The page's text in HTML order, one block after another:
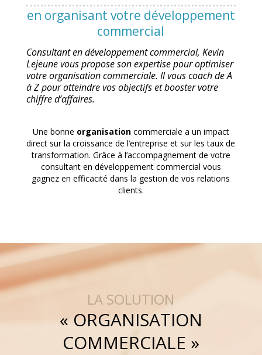
en organisant votre développement
commercial
Consultant en développement commercial, Kevin
Lejeune vous propose son expertise pour optimiser
votre organisation commerciale. Il vous coach de A
à Z pour atteindre vos objectifs et booster votre
chiffre d’affaires.
Une bonne organisationcommerciale a un impact
direct sur la croissance de l’entreprise et sur les taux de
transformation. Grâce à l’accompagnement de votre
consultant en développement commercial vous
gagnez en efficacité dans la gestion de vos relations
clients.
LA SOLUTION
« ORGANISATION
COMMERCIALE »